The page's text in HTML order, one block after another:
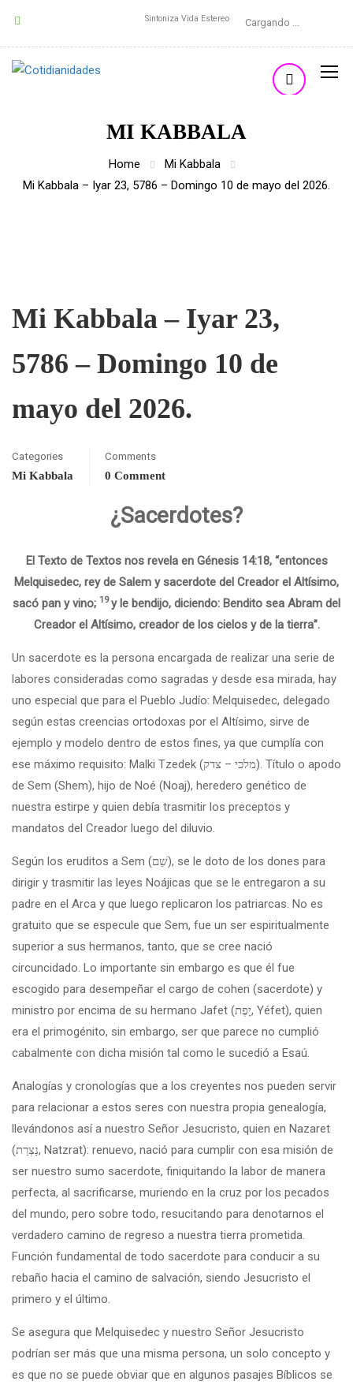
Sintoniza Vida Estereo Cargando ...
MI KABBALA
Home
Mi Kabbala
Mi Kabbala – Iyar 23, 5786 – Domingo 10 de mayo del 2026.
Mi Kabbala – Iyar 23,
5786 – Domingo 10 de
mayo del 2026.
Categories
Mi Kabbala
Comments
0 Comment
¿Sacerdotes?
El Texto de Textos nos revela en Génesis 14:18, “entonces
Melquisedec, rey de Salem y sacerdote del Creador el Altísimo,
sacó pan y vino; 19y le bendijo, diciendo: Bendito sea Abram del
Creador el Altísimo, creador de los cielos y de la tierra”.
Un sacerdote es la persona encargada de realizar una serie de
labores consideradas como sagradas y desde esa mirada, hay
uno especial que para el Pueblo Judío: Melquisedec, delegado
según estas creencias ortodoxas por el Altísimo, sirve de
ejemplo y modelo dentro de estos fines, ya que cumplía con
ese máximo requisito: Malki Tzedek (מלכי – צדק). Título o apodo
de Sem (Shem), hijo de Noé (Noaj), heredero genético de
nuestra estirpe y quien debía trasmitir los preceptos y
mandatos del Creador luego del diluvio.
Según los eruditos a Sem (שֵׁם), se le doto de los dones para
dirigir y trasmitir las leyes Noájicas que se le entregaron a su
padre en el Arca y que luego replicaron los patriarcas. No es
gratuito que se especule que Sem, fue un ser espiritualmente
superior a sus hermanos, tanto, que se cree nació
circuncidado. Lo importante sin embargo es que él fue
escogido para desempeñar el cargo de cohen (sacerdote) y
ministro por encima de su hermano Jafet (יָפֶת, Yéfet), quien
era el primogénito, sin embargo, ser que parece no cumplió
cabalmente con dicha misión tal como le sucedió a Esaú.
Analogías y cronologías que a los creyentes nos pueden servir
para relacionar a estos seres con nuestra propia genealogía,
llevándonos así a nuestro Señor Jesucristo, quien en Nazaret
(נָצְרַת, Natzrat): renuevo, nació para cumplir con esa misión de
ser nuestro sumo sacerdote, finiquitando la labor de manera
perfecta, al sacrificarse, muriendo en la cruz por los pecados
del mundo, pero sobre todo, resucitando para denotarnos el
verdadero camino de regreso a nuestra tierra prometida.
Función fundamental de todo sacerdote para conducir a su
rebaño hacia el camino de salvación, siendo Jesucristo el
primero y el último.
Se asegura que Melquisedec y nuestro Señor Jesucristo
podrían ser más que una misma persona, un solo concepto y
es que no se puede obviar que en algunos pasajes Bíblicos se